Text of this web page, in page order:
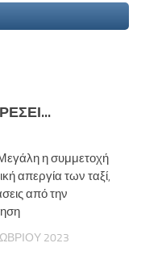
η συμμετοχή
απεργία των ταξί,
από την
2023